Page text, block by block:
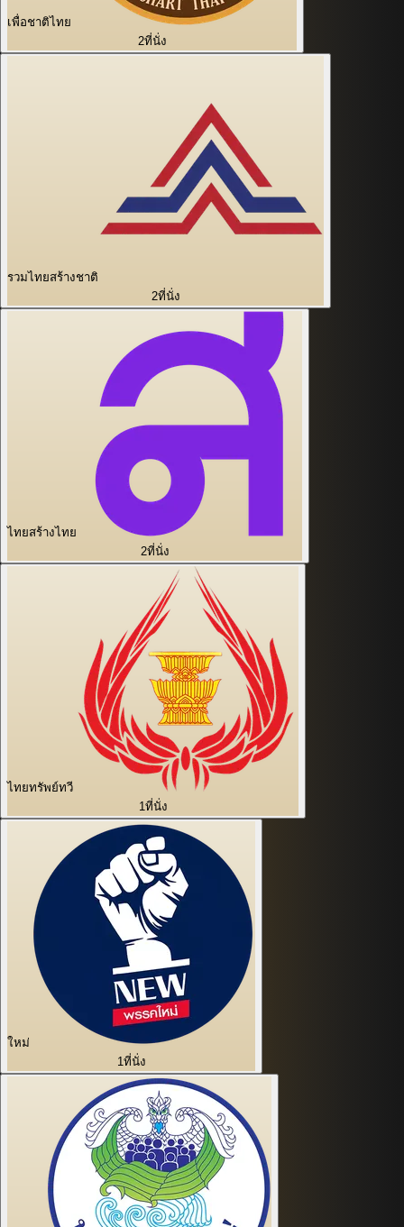
เพื่อชาติไทย
2ที่นั่ง
รวมไทยสร้างชาติ
2ที่นั่ง
ไทยสร้างไทย
2ที่นั่ง
ไทยทรัพย์ทวี
1ที่นั่ง
ใหม่
1ที่นั่ง